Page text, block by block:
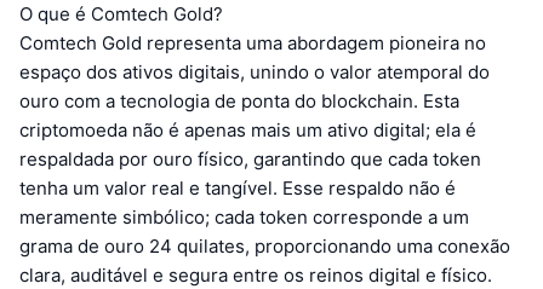
O que é Comtech Gold?
Comtech Gold representa uma abordagem pioneira no
espaço dos ativos digitais, unindo o valor atemporal do
ouro com a tecnologia de ponta do blockchain. Esta
criptomoeda não é apenas mais um ativo digital; ela é
respaldada por ouro físico, garantindo que cada token
tenha um valor real e tangível. Esse respaldo não é
meramente simbólico; cada token corresponde a um
grama de ouro 24 quilates, proporcionando uma conexão
clara, auditável e segura entre os reinos digital e físico.